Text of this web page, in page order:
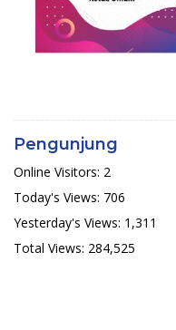
Pengunjung
Online Visitors: 2
Today's Views: 706
Yesterday's Views: 1,311
Total Views: 284,525